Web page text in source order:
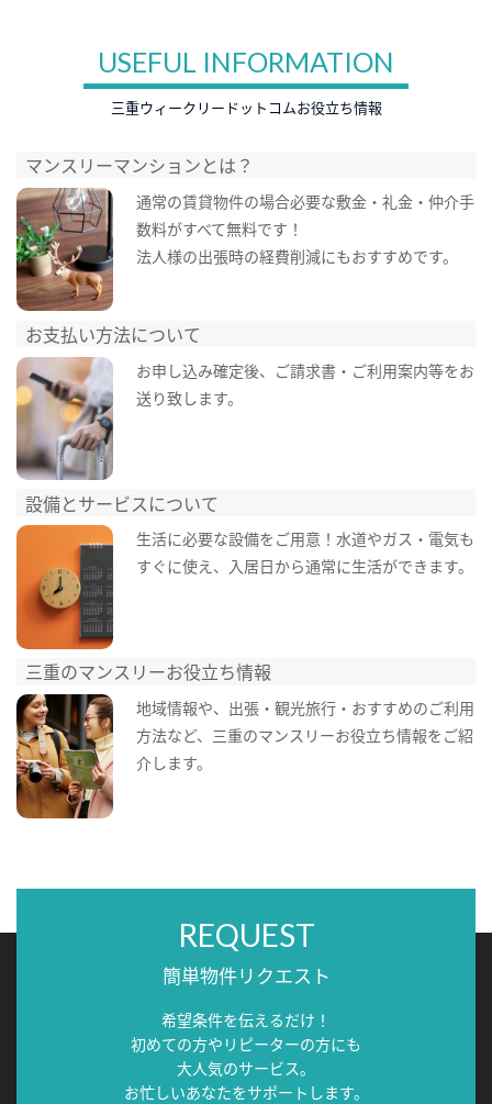
USEFUL INFORMATION
三重ウィークリードットコムお役立ち情報
マンスリーマンションとは？
通常の賃貸物件の場合必要な敷金・礼金・仲介手
数料がすべて無料です！
法人様の出張時の経費削減にもおすすめです。
お支払い方法について
お申し込み確定後、ご請求書・ご利用案内等をお
送り致します。
設備とサービスについて
生活に必要な設備をご用意！水道やガス・電気も
すぐに使え、入居日から通常に生活ができます。
三重のマンスリーお役立ち情報
地域情報や、出張・観光旅行・おすすめのご利用
方法など、三重のマンスリーお役立ち情報をご紹
介します。
REQUEST
簡単物件リクエスト
希望条件を伝えるだけ！
初めての方やリピーターの方にも
大人気のサービス。
お忙しいあなたをサポートします。